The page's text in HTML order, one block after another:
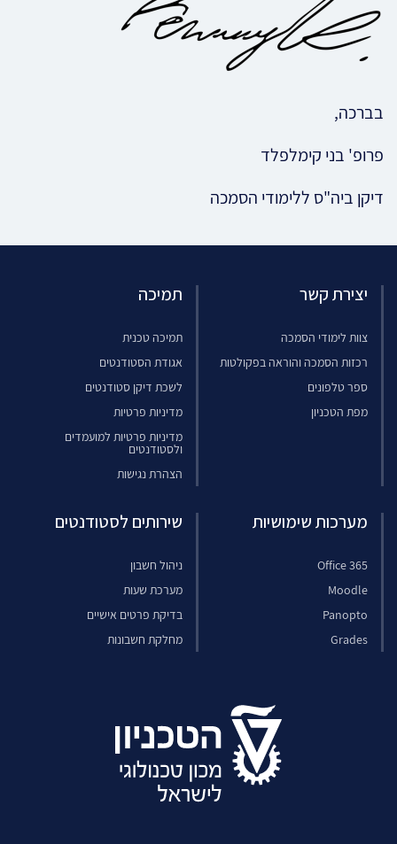
בברכה,
פרופ' בני קימלפלד
דיקן ביה"ס ללימודי הסמכה
יצירת קשר
צוות לימודי הסמכה
רכזות הסמכה והוראה בפקולטות
ספר טלפונים
מפת הטכניון
תמיכה
תמיכה טכנית
אגודת הסטודנטים
לשכת דיקן סטודנטים
מדיניות פרטיות
מדיניות פרטיות למועמדים
ולסטודנטים
הצהרת נגישות
מערכות שימושיות
Office 365
Moodle
Panopto
Grades
שירותים לסטודנטים
ניהול חשבון
מערכת שעות
בדיקת פרטים אישיים
מחלקת חשבונות